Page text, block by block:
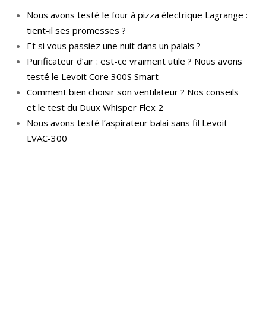
Nous avons testé le four à pizza électrique Lagrange :
tient-il ses promesses ?
Et si vous passiez une nuit dans un palais ?
Purificateur d’air : est-ce vraiment utile ? Nous avons
testé le Levoit Core 300S Smart
Comment bien choisir son ventilateur ? Nos conseils
et le test du Duux Whisper Flex 2
Nous avons testé l’aspirateur balai sans fil Levoit
LVAC-300